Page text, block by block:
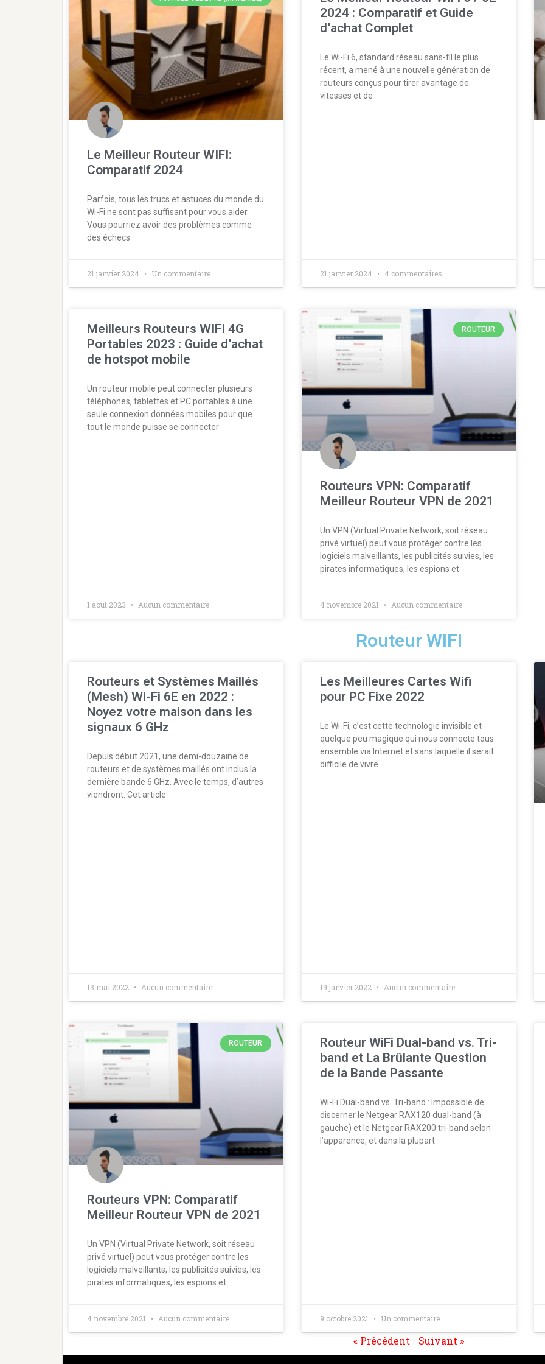
Le Meilleur Routeur WIFI:
Comparatif 2024
Parfois, tous les trucs et astuces du monde du
Wi-Fi ne sont pas suffisant pour vous aider.
Vous pourriez avoir des problèmes comme
des échecs
21 janvier 2024 Un commentaire
2024 : Comparatif et Guide
d’achat Complet
Le Wi-Fi 6, standard réseau sans-fil le plus
récent, a mené à une nouvelle génération de
routeurs conçus pour tirer avantage de
vitesses et de
21 janvier 2024 4 commentaires
Meilleurs Routeurs WIFI 4G
Portables 2023 : Guide d’achat
de hotspot mobile
Un routeur mobile peut connecter plusieurs
téléphones, tablettes et PC portables à une
seule connexion données mobiles pour que
tout le monde puisse se connecter
1 août 2023 Aucun commentaire
ROUTEUR
Routeurs VPN: Comparatif
Meilleur Routeur VPN de 2021
Un VPN (Virtual Private Network, soit réseau
privé virtuel) peut vous protéger contre les
logiciels malveillants, les publicités suivies, les
pirates informatiques, les espions et
4 novembre 2021 Aucun commentaire
Routeur WIFI
Routeurs et Systèmes Maillés
(Mesh) Wi-Fi 6E en 2022 :
Noyez votre maison dans les
signaux 6 GHz
Depuis début 2021, une demi-douzaine de
routeurs et de systèmes maillés ont inclus la
dernière bande 6 GHz. Avec le temps, d’autres
viendront. Cet article
13 mai 2022 Aucun commentaire
Les Meilleures Cartes Wifi
pour PC Fixe 2022
Le Wi-Fi, c’est cette technologie invisible et
quelque peu magique qui nous connecte tous
ensemble via Internet et sans laquelle il serait
difficile de vivre
19 janvier 2022 Aucun commentaire
ROUTEUR
Routeurs VPN: Comparatif
Meilleur Routeur VPN de 2021
Un VPN (Virtual Private Network, soit réseau
privé virtuel) peut vous protéger contre les
logiciels malveillants, les publicités suivies, les
pirates informatiques, les espions et
4 novembre 2021 Aucun commentaire
Routeur WiFi Dual-band vs. Tri-
band et La Brûlante Question
de la Bande Passante
Wi-Fi Dual-band vs. Tri-band : Impossible de
discerner le Netgear RAX120 dual-band (à
gauche) et le Netgear RAX200 tri-band selon
l’apparence, et dans la plupart
9 octobre 2021 Un commentaire
« Précédent Suivant »